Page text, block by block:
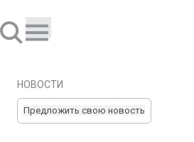
НОВОСТИ
Предложить свою новость